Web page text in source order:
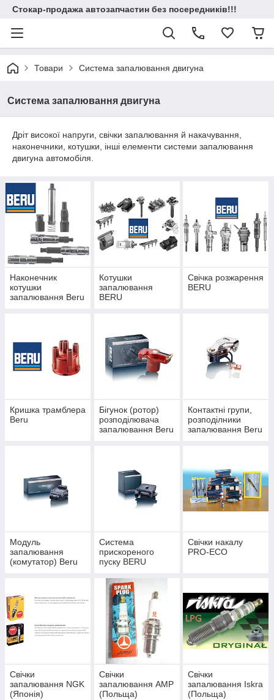
Стокар-продажа автозапчастин без посередників!!!
Товари Система запалювання двигуна
Система запалювання двигуна
Дріт високої напруги, свічки запалювання й накачування,
наконечники, котушки, інші елементи системи запалювання
двигуна автомобіля.
Наконечник
котушки
запалювання Beru
Котушки
запалювання
BERU
Свічка розжарення
BERU
Кришка трамблера
Beru
Бігунок (ротор)
розподілювача
запалювання Beru
Контактні групи,
розподілники
запалювання Beru
Модуль
запалювання
(комутатор) Beru
Система
прискореного
пуску BERU
Свічки накалу
PRO-ECO
Свічки
запалювання NGK
(Японія)
Свічки
запалювання AMP
(Польща)
Свічки
запалювання Iskra
(Польща)